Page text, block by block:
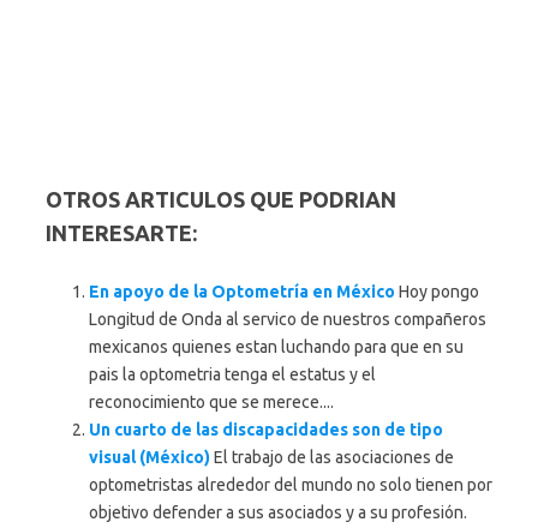
OTROS ARTICULOS QUE PODRIAN
INTERESARTE:
En apoyo de la Optometría en México Hoy pongo
Longitud de Onda al servico de nuestros compañeros
mexicanos quienes estan luchando para que en su
pais la optometria tenga el estatus y el
reconocimiento que se merece....
Un cuarto de las discapacidades son de tipo
visual (México)El trabajo de las asociaciones de
optometristas alrededor del mundo no solo tienen por
objetivo defender a sus asociados y a su profesión.